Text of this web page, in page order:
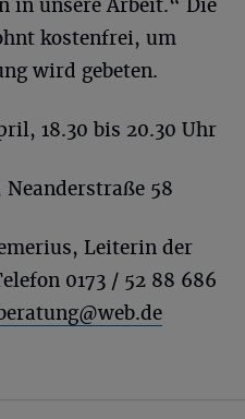
in unsere Arbeit.“ Die
kostenfrei, um
wird gebeten.
18.30 bis 20.30 Uhr
58
Leiterin der
0173 / 52 88 686